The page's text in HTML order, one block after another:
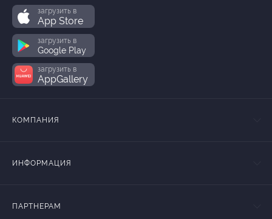
загрузить в
App Store
загрузить в
Google Play
загрузить в
AppGallery
КОМПАНИЯ
ИНФОРМАЦИЯ
ПАРТНЕРАМ